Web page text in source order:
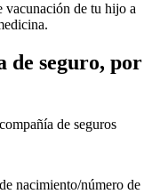
vacunación de tu hijo a
de seguro, por
de seguros
nacimiento/número de